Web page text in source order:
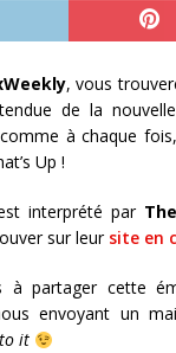
, vous
de la
à chaque
Up !
interprété par
sur leursite en
à partager cette
envoyant un
it